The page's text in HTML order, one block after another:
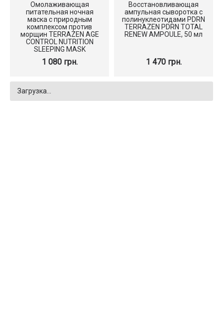
Омолаживающая
питательная ночная
маска с природным
комплексом против
морщин TERRAZEN AGE
CONTROL NUTRITION
SLEEPING MASK
1 080 грн.
Восстановливающая
ампульная сыворотка с
полинуклеотидами PDRN
TERRAZEN PDRN TOTAL
RENEW AMPOULE, 50 мл
1 470 грн.
Загрузка...